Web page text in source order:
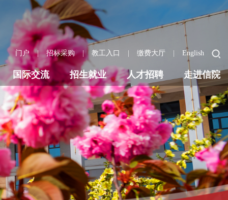
门户 | 招标采购 | 教工入口 | 缴费大厅 | English
国际交流 招生就业 人才招聘 走进信院